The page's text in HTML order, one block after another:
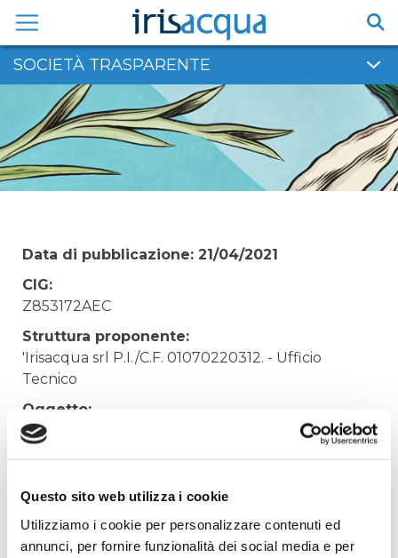
Questo sito web utilizza i cookie
Utilizziamo i cookie per personalizzare contenuti ed
annunci, per fornire funzionalità dei social media e per
contenuto
SOCIETÀ TRASPARENTE
Data di pubblicazione: 21/04/2021
CIG:
Z853172AEC
Struttura proponente:
'Irisacqua srl P.I./C.F. 01070220312. - Ufficio
Tecnico
Oggetto:
Elenco operatori invitati:
Procedura di scelta:
Affidamento ai sensi del Regolamento Generale
Aziendale per Lavori Servizi e Forniture